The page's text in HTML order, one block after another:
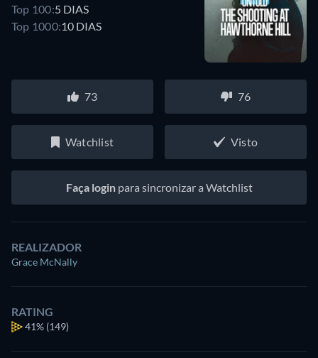
Top 100:5 DIAS
Top 1000:10 DIAS
73 76
Watchlist Visto
Faça loginpara sincronizar a Watchlist
REALIZADOR
Grace McNally
RATING
41% (149)